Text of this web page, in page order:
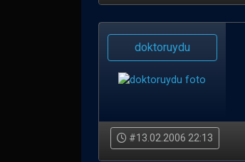
doktoruydu
#13.02.2006 22:13